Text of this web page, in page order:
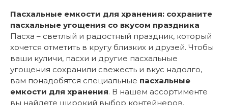
Пасхальные емкости для хранения: сохраните
пасхальные угощения со вкусом праздника
Пасха – светлый и радостный праздник, который
хочется отметить в кругу близких и друзей. Чтобы
ваши куличи, пасхи и другие пасхальные
угощения сохранили свежесть и вкус надолго,
вам понадобятся специальные пасхальные
емкости для хранения. В нашем ассортименте
вы найдете широкий выбор контейнеров,